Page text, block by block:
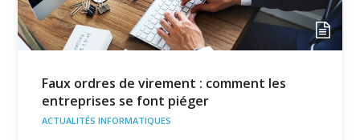
Faux ordres de virement : comment les
entreprises se font piéger
ACTUALITÉS INFORMATIQUES